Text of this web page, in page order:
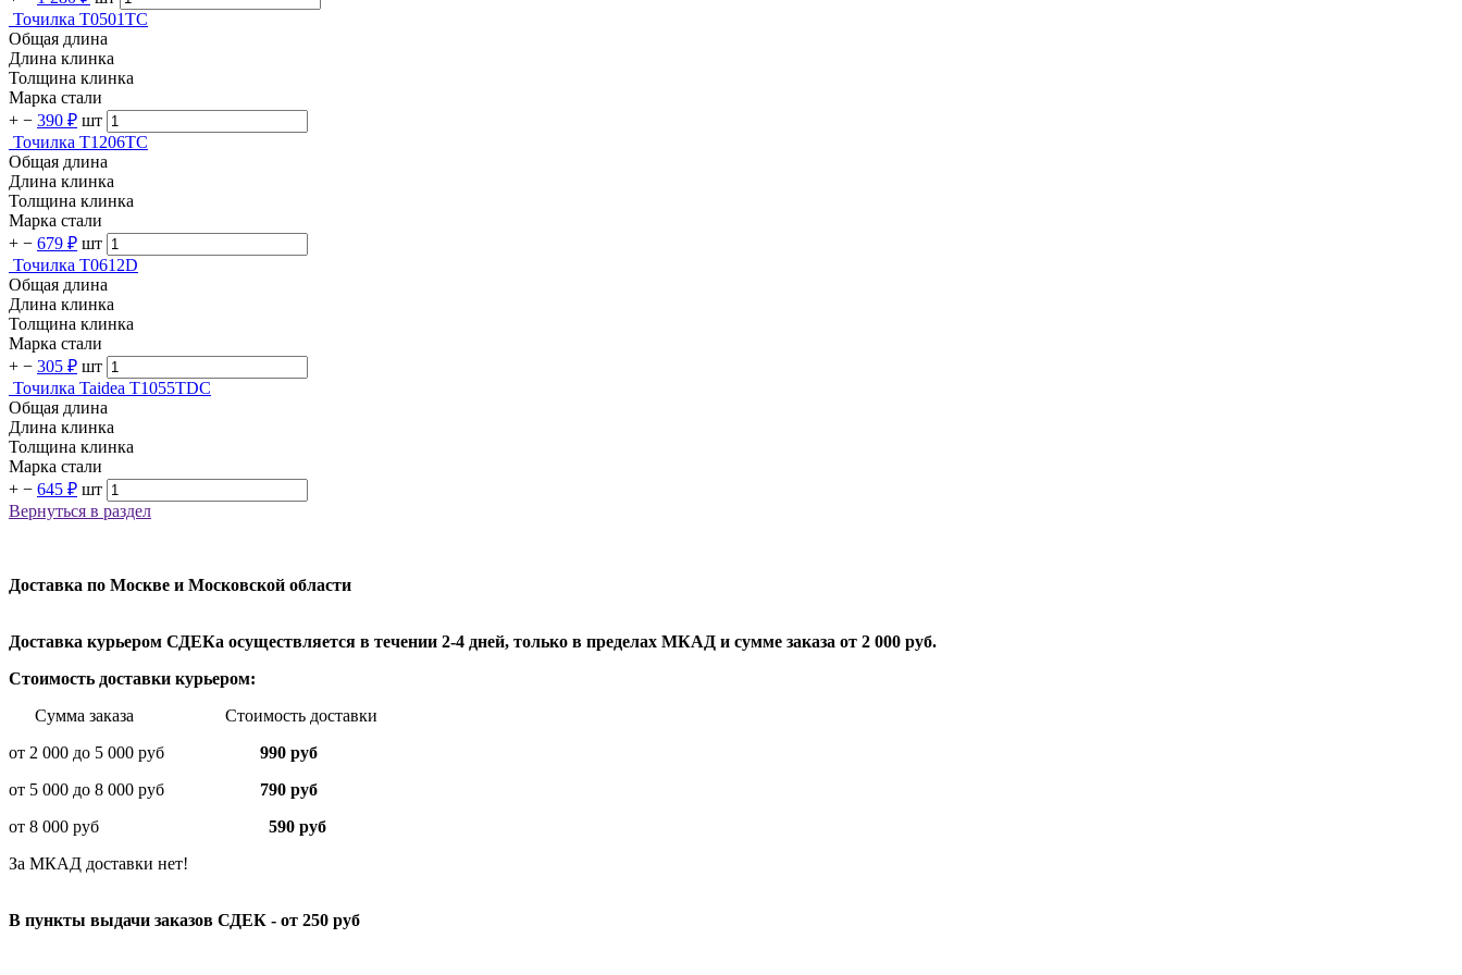
Точилка T0501TC
Общая длина
Длина клинка
Толщина клинка
Марка стали
+ − 390 ₽ шт
Точилка T1206TC
Общая длина
Длина клинка
Толщина клинка
Марка стали
+ − 679 ₽ шт
Точилка T0612D
Общая длина
Длина клинка
Толщина клинка
Марка стали
+ − 305 ₽ шт
Точилка Taidea T1055TDC
Общая длина
Длина клинка
Толщина клинка
Марка стали
+ − 645 ₽ шт
Вернуться в раздел
Доставка по Москве и Московской области
Доставка курьером СДЕКа осуществляется в течении 2-4 дней, только в пределах МКАД и сумме заказа от 2 000 руб.
Стоимость доставки курьером:
Сумма заказа Стоимость доставки
от 2 000 до 5 000 руб
990 руб
от 5 000 до 8 000 руб 790 руб
от 8 000 руб 590 руб
За МКАД доставки нет!
В пункты выдачи заказов СДЕК - от 250 руб